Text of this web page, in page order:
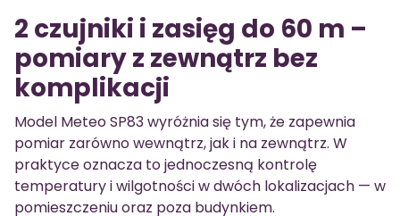
2 czujniki i zasięg do 60 m –
pomiary z zewnątrz bez
komplikacji
Model Meteo SP83 wyróżnia się tym, że zapewnia
pomiar zarówno wewnątrz, jak i na zewnątrz. W
praktyce oznacza to jednoczesną kontrolę
temperatury i wilgotności w dwóch lokalizacjach — w
pomieszczeniu oraz poza budynkiem.